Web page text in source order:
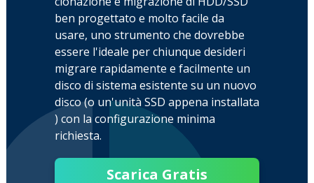
ben progettato e molto facile da
usare, uno strumento che dovrebbe
essere l'ideale per chiunque desideri
migrare rapidamente e facilmente un
disco di sistema esistente su un nuovo
disco (o un'unità SSD appena installata
) con la configurazione minima
richiesta.
Scarica Gratis